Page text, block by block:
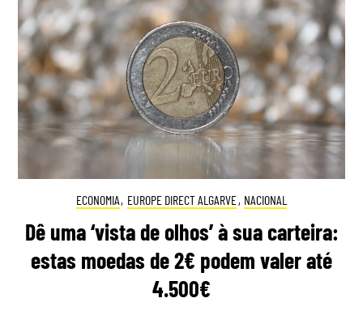
ECONOMIA, EUROPE DIRECT ALGARVE, NACIONAL
Dê uma ‘vista de olhos’ à sua carteira:
estas moedas de 2€ podem valer até
4.500€